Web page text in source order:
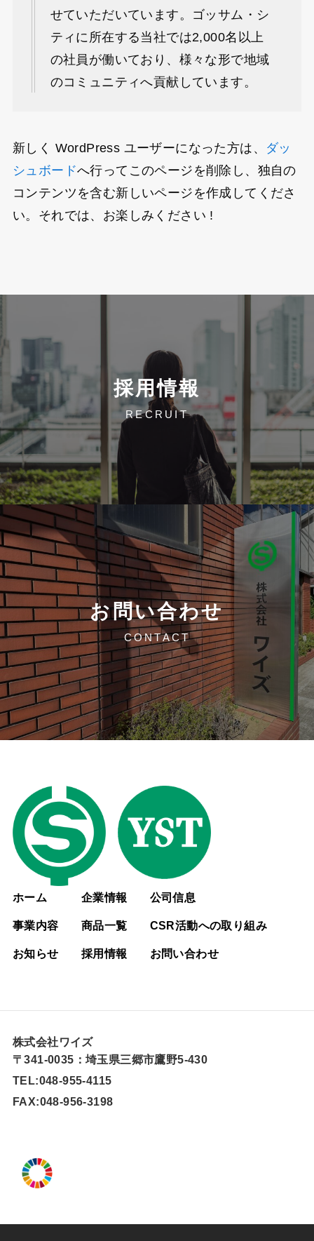
せていただいています。ゴッサム・シ
ティに所在する当社では2,000名以上
の社員が働いており、様々な形で地域
のコミュニティへ貢献しています。
新しく WordPress ユーザーになった方は、 ダッ
シュボードへ行ってこのページを削除し、独自の
コンテンツを含む新しいページを作成してくださ
い。それでは、お楽しみください !
採用情報
RECRUIT
お問い合わせ
CONTACT
ホーム 企業情報 公司信息
事業内容 商品一覧 CSR活動への取り組み
お知らせ 採用情報 お問い合わせ
株式会社ワイズ
〒341-0035：埼玉県三郷市鷹野5-430
TEL:048-955-4115
FAX:048-956-3198